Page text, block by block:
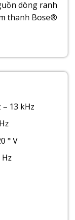
dòng ranh
thanh Bose®
13 kHz
° V